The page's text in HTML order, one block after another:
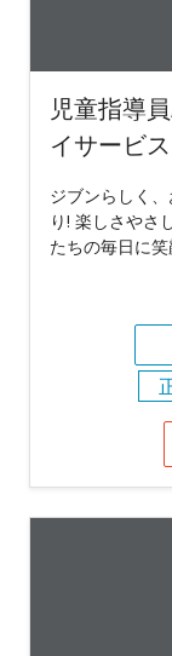
児童指導
イサービス
ジブンらしく
り! 楽しさやさ
たちの毎日に